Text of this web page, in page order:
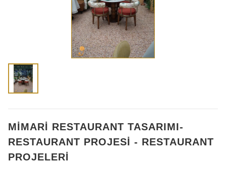
MİMARİ RESTAURANT TASARIMI-
RESTAURANT PROJESİ - RESTAURANT
PROJELERİ